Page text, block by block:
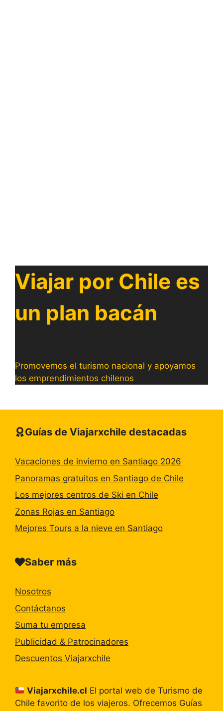
Viajar por Chile es
un plan bacán
Promovemos el turismo nacional y apoyamos
los emprendimientos chilenos
Guías de Viajarxchile destacadas
Vacaciones de invierno en Santiago 2026
Panoramas gratuitos en Santiago de Chile
Los mejores centros de Ski en Chile
Zonas Rojas en Santiago
Mejores Tours a la nieve en Santiago
Saber más
Nosotros
Contáctanos
Suma tu empresa
Publicidad & Patrocinadores
Descuentos Viajarxchile
Viajarxchile.cl El portal web de Turismo de
Chile favorito de los viajeros. Ofrecemos Guías